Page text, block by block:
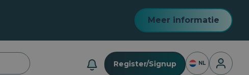
Meer informatie
Register/Signup NL Inloggen